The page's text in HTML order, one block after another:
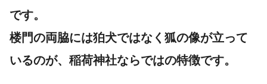
です。
楼門の両脇には狛犬ではなく狐の像が立って
いるのが、稲荷神社ならではの特徴です。